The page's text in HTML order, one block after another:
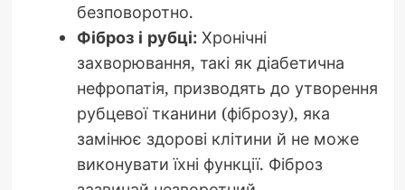
безповоротно.
Фіброз і рубці:Хронічні
захворювання, такі як діабетична
нефропатія, призводять до утворення
рубцевої тканини (фіброзу), яка
замінює здорові клітини й не може
виконувати їхні функції. Фіброз